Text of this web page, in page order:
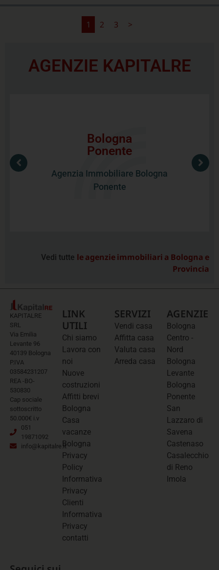
1 2 3 >
AGENZIE KAPITALRE
Bologna
Ponente
Agenzia Immobiliare Bologna
Ponente
Agenzia Immobiliare Bologna Ponente
Via Olindo Guerrini 26/a
Vedi tutte le agenzie immobiliari a Bologna e
Provincia
KAPITALRE
SRL
Via Emilia
Levante 96
40139 Bologna
P.IVA
03584231207
REA -BO-
530830
Cap sociale
sottoscritto
50.000€ i.v
051
19871092
info@kapitalre.it
LINK
UTILI
Chi siamo
Lavora con
noi
Nuove
costruzioni
Affitti brevi
Bologna
Casa
vacanze
Bologna
Privacy
Policy
Informativa
Privacy
Clienti
Informativa
Privacy
contatti
SERVIZI
Vendi casa
Affitta casa
Valuta casa
Arreda casa
AGENZIE
Bologna
Centro -
Nord
Bologna
Levante
Bologna
Ponente
San
Lazzaro di
Savena
Castenaso
Casalecchio
di Reno
Imola